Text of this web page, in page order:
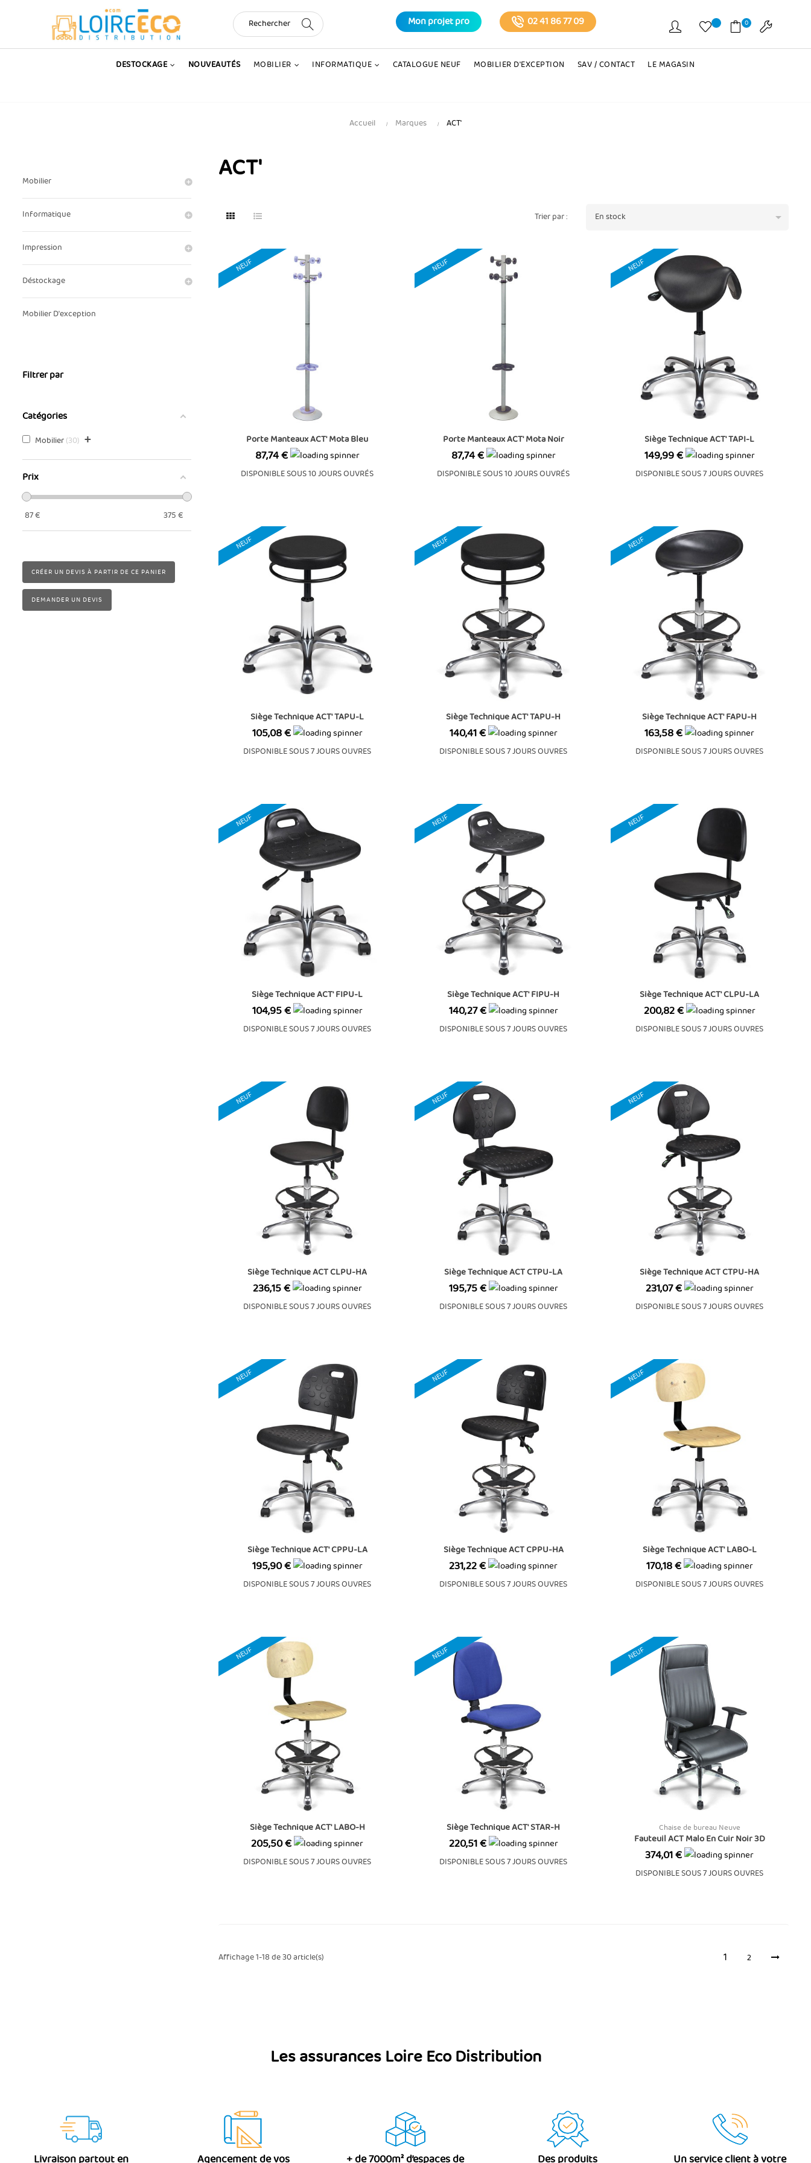
Mon projet pro 02 41 86 77 09 0
DESTOCKAGE NOUVEAUTÉS MOBILIER INFORMATIQUE CATALOGUE NEUF MOBILIER D'EXCEPTION SAV / CONTACT LE MAGASIN
Accueil Marques ACT'
Mobilier
Informatique
Impression
Déstockage
Mobilier D'exception
Filtrer par
Catégories
Mobilier 30 +
Prix
87€ 375€
CRÉER UN DEVIS À PARTIR DE CE PANIER
DEMANDER UN DEVIS
ACT'
Trier par : En stock 
NEUF
Porte Manteaux ACT' Mota Bleu
Prix
87,74 €
DISPONIBLE SOUS 10 JOURS OUVRÉS
NEUF
Porte Manteaux ACT' Mota Noir
Prix
87,74 €
DISPONIBLE SOUS 10 JOURS OUVRÉS
NEUF
Siège Technique ACT' TAPI-L
Prix
149,99 €
DISPONIBLE SOUS 7 JOURS OUVRES
NEUF
Siège Technique ACT' TAPU-L
Prix
105,08 €
DISPONIBLE SOUS 7 JOURS OUVRES
NEUF
Siège Technique ACT' TAPU-H
Prix
140,41 €
DISPONIBLE SOUS 7 JOURS OUVRES
NEUF
Siège Technique ACT' FAPU-H
Prix
163,58 €
DISPONIBLE SOUS 7 JOURS OUVRES
NEUF
Siège Technique ACT' FIPU-L
Prix
104,95 €
DISPONIBLE SOUS 7 JOURS OUVRES
NEUF
Siège Technique ACT' FIPU-H
Prix
140,27 €
DISPONIBLE SOUS 7 JOURS OUVRES
NEUF
Siège Technique ACT' CLPU-LA
Prix
200,82 €
DISPONIBLE SOUS 7 JOURS OUVRES
NEUF
Siège Technique ACT CLPU-HA
Prix
236,15 €
DISPONIBLE SOUS 7 JOURS OUVRES
NEUF
Siège Technique ACT CTPU-LA
Prix
195,75 €
DISPONIBLE SOUS 7 JOURS OUVRES
NEUF
Siège Technique ACT CTPU-HA
Prix
231,07 €
DISPONIBLE SOUS 7 JOURS OUVRES
NEUF
Siège Technique ACT' CPPU-LA
Prix
195,90 €
DISPONIBLE SOUS 7 JOURS OUVRES
NEUF
Siège Technique ACT CPPU-HA
Prix
231,22 €
DISPONIBLE SOUS 7 JOURS OUVRES
NEUF
Siège Technique ACT' LABO-L
Prix
170,18 €
DISPONIBLE SOUS 7 JOURS OUVRES
NEUF
Siège Technique ACT' LABO-H
Prix
205,50 €
DISPONIBLE SOUS 7 JOURS OUVRES
NEUF
Siège Technique ACT' STAR-H
Prix
220,51 €
DISPONIBLE SOUS 7 JOURS OUVRES
NEUF
Chaise de bureau Neuve
Fauteuil ACT Malo En Cuir Noir 3D
Prix
374,01 €
DISPONIBLE SOUS 7 JOURS OUVRES
Affichage 1-18 de 30 article(s) 1 2
Les assurances Loire Eco Distribution
Livraison partout en Agencement de vos + de 7000m² d’espaces de Des produits Un service client à votre